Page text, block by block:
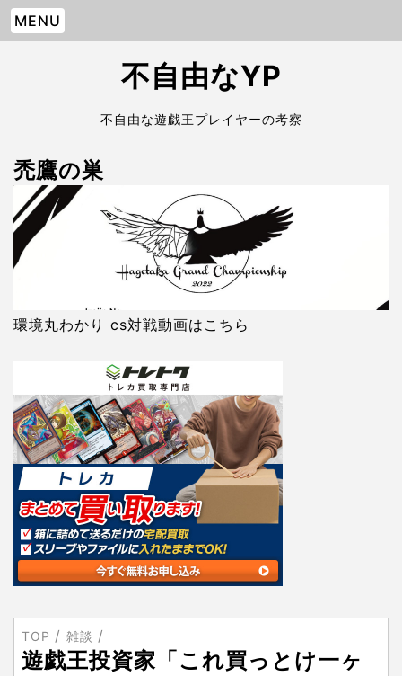
MENU
不自由なYP
不自由な遊戯王プレイヤーの考察
禿鷹の巣
環境丸わかり cs対戦動画はこちら
TOP 雑談
遊戯王投資家「これ買っとけ一ヶ